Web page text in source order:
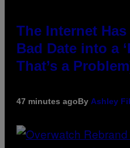
The Internet
Bad Date into a
That’s a
47 minutes agoBy Ashley